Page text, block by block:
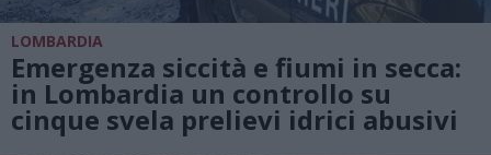
LOMBARDIA
Emergenza siccità e fiumi in secca:
in Lombardia un controllo su
cinque svela prelievi idrici abusivi